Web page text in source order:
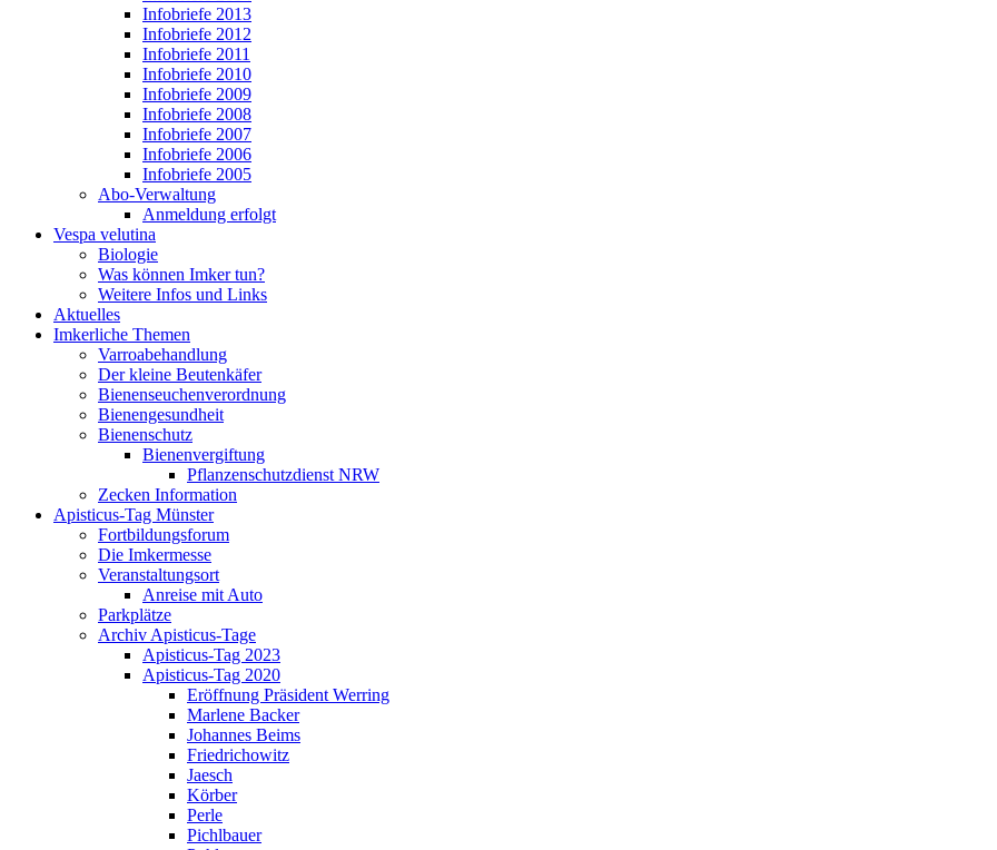
Infobriefe 2013
Infobriefe 2012
Infobriefe 2011
Infobriefe 2010
Infobriefe 2009
Infobriefe 2008
Infobriefe 2007
Infobriefe 2006
Infobriefe 2005
Abo-Verwaltung
Anmeldung erfolgt
Vespa velutina
Biologie
Was können Imker tun?
Weitere Infos und Links
Aktuelles
Imkerliche Themen
Varroabehandlung
Der kleine Beutenkäfer
Bienenseuchenverordnung
Bienengesundheit
Bienenschutz
Bienenvergiftung
Pflanzenschutzdienst NRW
Zecken Information
Apisticus-Tag Münster
Fortbildungsforum
Die Imkermesse
Veranstaltungsort
Anreise mit Auto
Parkplätze
Archiv Apisticus-Tage
Apisticus-Tag 2023
Apisticus-Tag 2020
Eröffnung Präsident Werring
Marlene Backer
Johannes Beims
Friedrichowitz
Jaesch
Körber
Perle
Pichlbauer